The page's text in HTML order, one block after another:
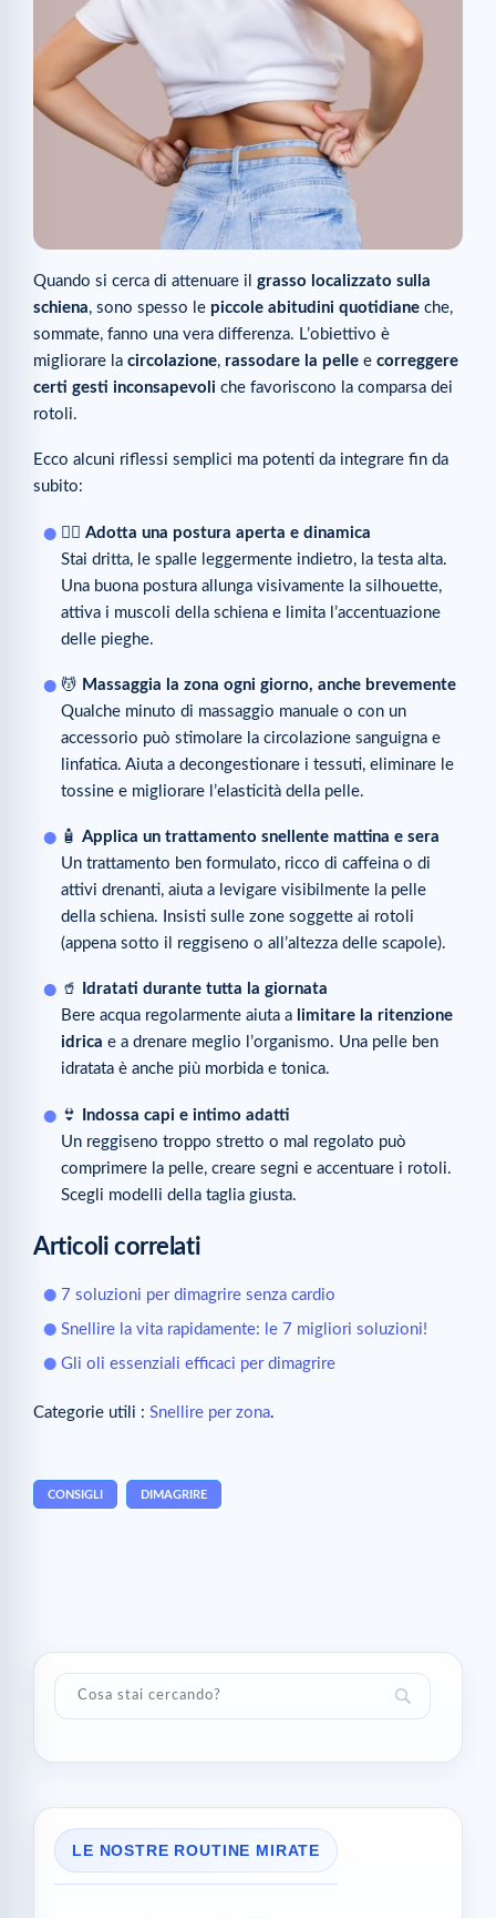
Quando si cerca di attenuare il grasso localizzato sulla
schiena, sono spesso le piccole abitudini quotidiane che,
sommate, fanno una vera differenza. L’obiettivo è
migliorare la circolazione, rassodare la pelle e correggere
certi gesti inconsapevoli che favoriscono la comparsa dei
rotoli.
Ecco alcuni riflessi semplici ma potenti da integrare fin da
subito:
🚶‍♀️ Adotta una postura aperta e dinamica
Stai dritta, le spalle leggermente indietro, la testa alta.
Una buona postura allunga visivamente la silhouette,
attiva i muscoli della schiena e limita l’accentuazione
delle pieghe.
💆 Massaggia la zona ogni giorno, anche brevemente
Qualche minuto di massaggio manuale o con un
accessorio può stimolare la circolazione sanguigna e
linfatica. Aiuta a decongestionare i tessuti, eliminare le
tossine e migliorare l’elasticità della pelle.
🧴 Applica un trattamento snellente mattina e sera
Un trattamento ben formulato, ricco di caffeina o di
attivi drenanti, aiuta a levigare visibilmente la pelle
della schiena. Insisti sulle zone soggette ai rotoli
(appena sotto il reggiseno o all’altezza delle scapole).
🥤
Idratati durante tutta la giornata
Bere acqua regolarmente aiuta a limitare la ritenzione
idrica e a drenare meglio l’organismo. Una pelle ben
idratata è anche più morbida e tonica.
👙
Indossa capi e intimo adatti
Un reggiseno troppo stretto o mal regolato può
comprimere la pelle, creare segni e accentuare i rotoli.
Scegli modelli della taglia giusta.
Articoli correlati
7 soluzioni per dimagrire senza cardio
Snellire la vita rapidamente: le 7 migliori soluzioni!
Gli oli essenziali efficaci per dimagrire
Categorie utili : Snellire per zona.
CONSIGLI DIMAGRIRE
LE NOSTRE ROUTINE MIRATE